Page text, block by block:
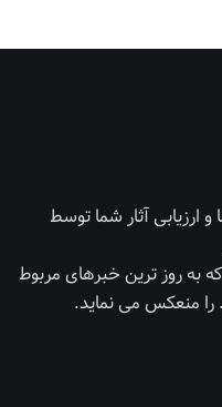
ارزیابی آثار شما توسط
روز ترین خبرهای مربوط
را منعکس می نماید.